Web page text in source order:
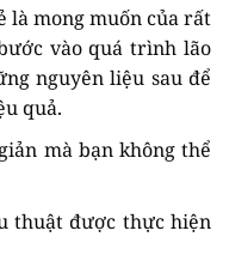
là mong muốn của rất
vào quá trình lão
nguyên liệu sau để
quả.
mà bạn không thể
thuật được thực hiện